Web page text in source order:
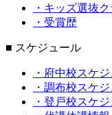
・キッズ選抜
・受賞歴
■ スケジュール
・府中校スケ
・調布校スケ
・登戸校スケ